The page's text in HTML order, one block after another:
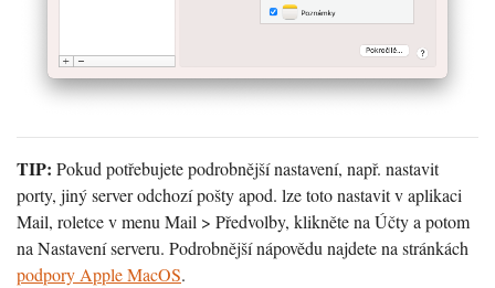
TIP: Pokud potřebujete podrobnější nastavení, např. nastavit
porty, jiný server odchozí pošty apod. lze toto nastavit v aplikaci
Mail, roletce v menu Mail > Předvolby, klikněte na Účty a potom
na Nastavení serveru. Podrobnější nápovědu najdete na stránkách
podpory Apple MacOS.